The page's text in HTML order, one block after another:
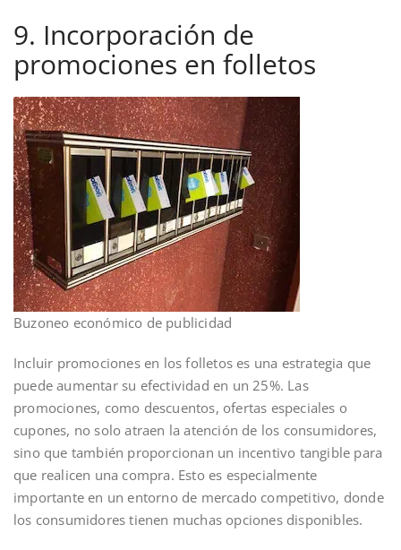
9. Incorporación de
promociones en folletos
Buzoneo económico de publicidad
Incluir promociones en los folletos es una estrategia que
puede aumentar su efectividad en un 25%. Las
promociones, como descuentos, ofertas especiales o
cupones, no solo atraen la atención de los consumidores,
sino que también proporcionan un incentivo tangible para
que realicen una compra. Esto es especialmente
importante en un entorno de mercado competitivo, donde
los consumidores tienen muchas opciones disponibles.